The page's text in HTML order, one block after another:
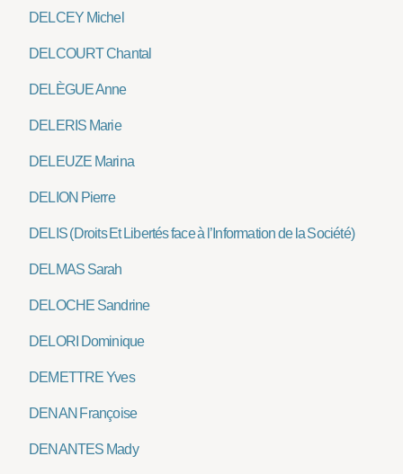
DELCEY Michel
DELCOURT Chantal
DELÈGUE Anne
DELERIS Marie
DELEUZE Marina
DELION Pierre
DELIS (Droits Et Libertés face à l’Information de la Société)
DELMAS Sarah
DELOCHE Sandrine
DELORI Dominique
DEMETTRE Yves
DENAN Françoise
DENANTES Mady